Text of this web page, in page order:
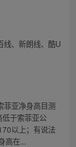
线、新朗线、酷U
菲亚净身高目测
于索菲亚公
以上；有说法
高在...